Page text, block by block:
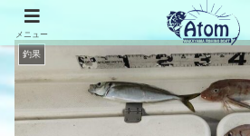
釣果
メニュー